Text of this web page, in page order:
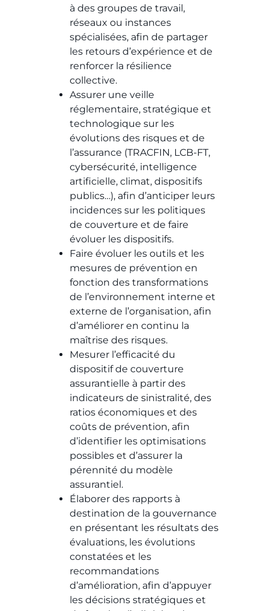
à des groupes de travail,
réseaux ou instances
spécialisées, afin de partager
les retours d’expérience et de
renforcer la résilience
collective.
Assurer une veille
réglementaire, stratégique et
technologique sur les
évolutions des risques et de
l’assurance (TRACFIN, LCB-FT,
cybersécurité, intelligence
artificielle, climat, dispositifs
publics…), afin d’anticiper leurs
incidences sur les politiques
de couverture et de faire
évoluer les dispositifs.
Faire évoluer les outils et les
mesures de prévention en
fonction des transformations
de l’environnement interne et
externe de l’organisation, afin
d’améliorer en continu la
maîtrise des risques.
Mesurer l’efficacité du
dispositif de couverture
assurantielle à partir des
indicateurs de sinistralité, des
ratios économiques et des
coûts de prévention, afin
d’identifier les optimisations
possibles et d’assurer la
pérennité du modèle
assurantiel.
Élaborer des rapports à
destination de la gouvernance
en présentant les résultats des
évaluations, les évolutions
constatées et les
recommandations
d’amélioration, afin d’appuyer
les décisions stratégiques et